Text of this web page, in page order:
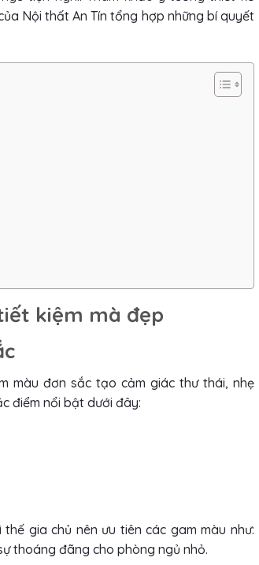
Nội thất An Tín tổng hợp những bí quyết
kiệm mà đẹp
màu đơn sắc tạo cảm giác thư thái, nhẹ
điểm nổi bật dưới đây:
gia chủ nên ưu tiên các gam màu như:
thoáng đãng cho phòng ngủ nhỏ.